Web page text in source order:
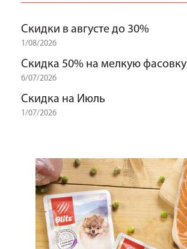
Скидки в августе до 30%
1/08/2026
Скидка 50% на мелкую фасовку
6/07/2026
Скидка на Июль
1/07/2026